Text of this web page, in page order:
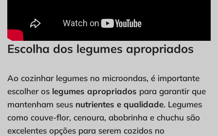
Escolha dos legumes apropriados
Ao cozinhar legumes no microondas, é importante
escolher os legumes apropriados para garantir que
mantenham seus nutrientes e qualidade. Legumes
como couve-flor, cenoura, abobrinha e chuchu são
excelentes opções para serem cozidos no